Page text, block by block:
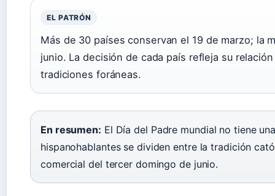
EL PATRÓN
Más de 30 países conservan el 19 de marzo; la
junio. La decisión de cada país refleja su
tradiciones foráneas.
En resumen: El Día del Padre mundial no tiene
hispanohablantes se dividen entre la tradición
comercial del tercer domingo de junio.